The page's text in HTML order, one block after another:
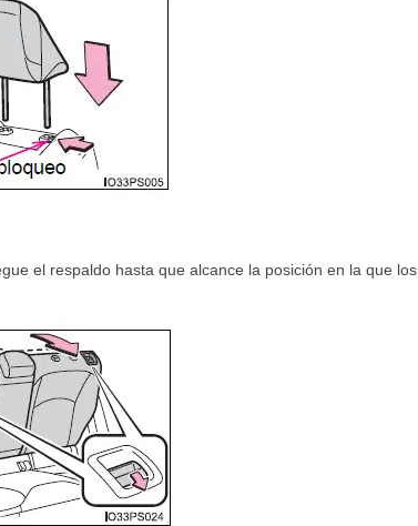
el respaldo hasta que alcance la posición en la que los